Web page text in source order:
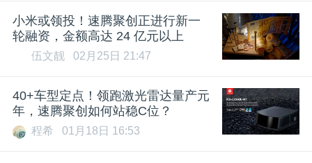
小米或领投！速腾聚创正进行新一
轮融资，金额高达 24 亿元以上
伍文靓 02月25日 21:47
40+车型定点！领跑激光雷达量产元
年，速腾聚创如何站稳C位？
程希 01月18日 16:53